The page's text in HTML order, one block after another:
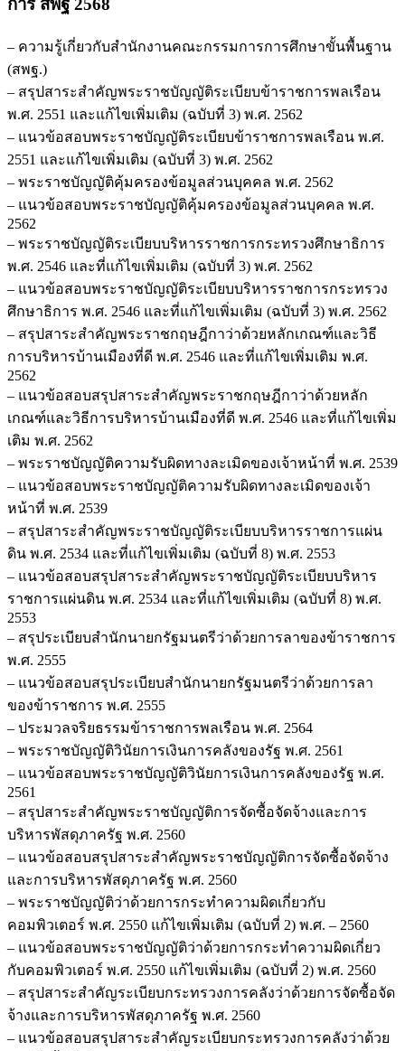
การ สพฐ 2568
– ความรู้เกี่ยวกับสำนักงานคณะกรรมการการศึกษาขั้นพื้นฐาน
(สพฐ.)
– สรุปสาระสำคัญพระราชบัญญัติระเบียบข้าราชการพลเรือน
พ.ศ. 2551 และแก้ไขเพิ่มเติม (ฉบับที่ 3) พ.ศ. 2562
– แนวข้อสอบพระราชบัญญัติระเบียบข้าราชการพลเรือน พ.ศ.
2551 และแก้ไขเพิ่มเติม (ฉบับที่ 3) พ.ศ. 2562
– พระราชบัญญัติคุ้มครองข้อมูลส่วนบุคคล พ.ศ. 2562
– แนวข้อสอบพระราชบัญญัติคุ้มครองข้อมูลส่วนบุคคล พ.ศ.
2562
– พระราชบัญญัติระเบียบบริหารราชการกระทรวงศึกษาธิการ
พ.ศ. 2546 และที่แก้ไขเพิ่มเติม (ฉบับที่ 3) พ.ศ. 2562
– แนวข้อสอบพระราชบัญญัติระเบียบบริหารราชการกระทรวง
ศึกษาธิการ พ.ศ. 2546 และที่แก้ไขเพิ่มเติม (ฉบับที่ 3) พ.ศ. 2562
– สรุปสาระสำคัญพระราชกฤษฎีกาว่าด้วยหลักเกณฑ์และวิธี
การบริหารบ้านเมืองที่ดี พ.ศ. 2546 และที่แก้ไขเพิ่มเติม พ.ศ.
2562
– แนวข้อสอบสรุปสาระสำคัญพระราชกฤษฎีกาว่าด้วยหลัก
เกณฑ์และวิธีการบริหารบ้านเมืองที่ดี พ.ศ. 2546 และที่แก้ไขเพิ่ม
เติม พ.ศ. 2562
– พระราชบัญญัติความรับผิดทางละเมิดของเจ้าหน้าที่ พ.ศ. 2539
– แนวข้อสอบพระราชบัญญัติความรับผิดทางละเมิดของเจ้า
หน้าที่ พ.ศ. 2539
– สรุปสาระสำคัญพระราชบัญญัติระเบียบบริหารราชการแผ่น
ดิน พ.ศ. 2534 และที่แก้ไขเพิ่มเติม (ฉบับที่ 8) พ.ศ. 2553
– แนวข้อสอบสรุปสาระสำคัญพระราชบัญญัติระเบียบบริหาร
ราชการแผ่นดิน พ.ศ. 2534 และที่แก้ไขเพิ่มเติม (ฉบับที่ 8) พ.ศ.
2553
– สรุประเบียบสำนักนายกรัฐมนตรีว่าด้วยการลาของข้าราชการ
พ.ศ. 2555
– แนวข้อสอบสรุประเบียบสำนักนายกรัฐมนตรีว่าด้วยการลา
ของข้าราชการ พ.ศ. 2555
– ประมวลจริยธรรมข้าราชการพลเรือน พ.ศ. 2564
– พระราชบัญญัติวินัยการเงินการคลังของรัฐ พ.ศ. 2561
– แนวข้อสอบพระราชบัญญัติวินัยการเงินการคลังของรัฐ พ.ศ.
2561
– สรุปสาระสำคัญพระราชบัญญัติการจัดซื้อจัดจ้างและการ
บริหารพัสดุภาครัฐ พ.ศ. 2560
– แนวข้อสอบสรุปสาระสำคัญพระราชบัญญัติการจัดซื้อจัดจ้าง
และการบริหารพัสดุภาครัฐ พ.ศ. 2560
– พระราชบัญญัติว่าด้วยการกระทำความผิดเกี่ยวกับ
คอมพิวเตอร์ พ.ศ. 2550 แก้ไขเพิ่มเติม (ฉบับที่ 2) พ.ศ. – 2560
– แนวข้อสอบพระราชบัญญัติว่าด้วยการกระทำความผิดเกี่ยว
กับคอมพิวเตอร์ พ.ศ. 2550 แก้ไขเพิ่มเติม (ฉบับที่ 2) พ.ศ. 2560
– สรุปสาระสำคัญระเบียบกระทรวงการคลังว่าด้วยการจัดซื้อจัด
จ้างและการบริหารพัสดุภาครัฐ พ.ศ. 2560
– แนวข้อสอบสรุปสาระสำคัญระเบียบกระทรวงการคลังว่าด้วย